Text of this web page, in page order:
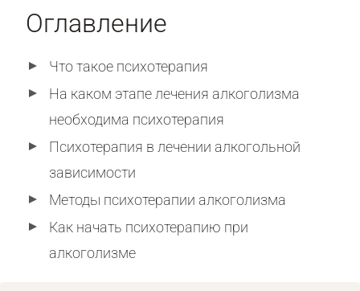
Оглавление
Что такое психотерапия
На каком этапе лечения алкоголизма
необходима психотерапия
Психотерапия в лечении алкогольной
зависимости
Методы психотерапии алкоголизма
Как начать психотерапию при
алкоголизме